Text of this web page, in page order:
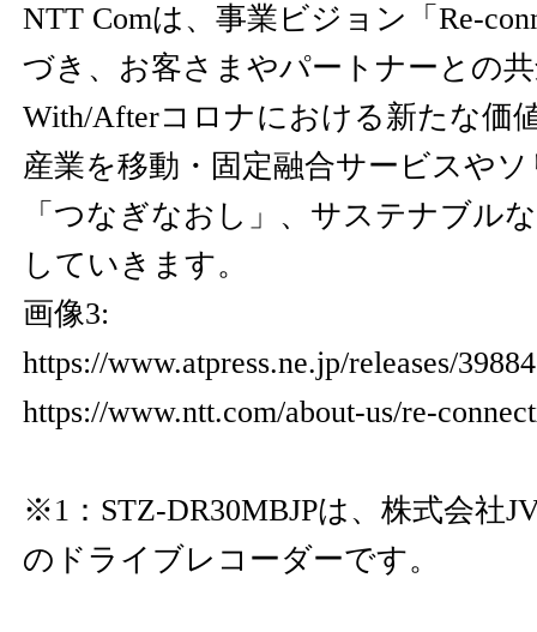
NTT Comは、事業ビジョン「Re-
づき、お客さまやパートナーとの
With/Afterコロナにおける新たな価
産業を移動・固定融合サービスや
「つなぎなおし」、サステナブル
していきます。
画像3:
https://www.atpress.ne.jp/releases/
https://www.ntt.com/about-us/re-
※1：STZ-DR30MBJPは、株式会社
のドライブレコーダーです。